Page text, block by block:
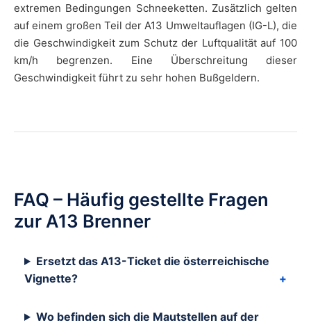
extremen Bedingungen Schneeketten. Zusätzlich gelten
auf einem großen Teil der A13 Umweltauflagen (IG-L), die
die Geschwindigkeit zum Schutz der Luftqualität auf 100
km/h begrenzen. Eine Überschreitung dieser
Geschwindigkeit führt zu sehr hohen Bußgeldern.
FAQ – Häufig gestellte Fragen
zur A13 Brenner
Ersetzt das A13-Ticket die österreichische
Vignette?
Wo befinden sich die Mautstellen auf der